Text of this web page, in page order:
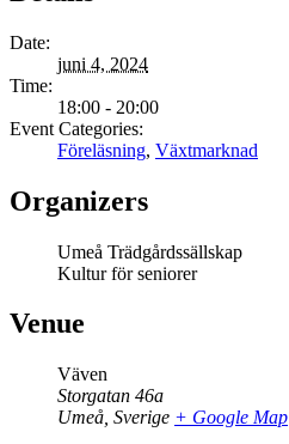
Date:
juni 4, 2024
Time:
18:00 - 20:00
Event Categories:
Föreläsning, Växtmarknad
Organizers
Umeå Trädgårdssällskap
Kultur för seniorer
Venue
Väven
Storgatan 46a
Umeå Sverige + Google Map